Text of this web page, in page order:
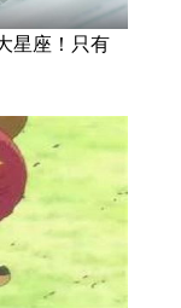
星座！只有